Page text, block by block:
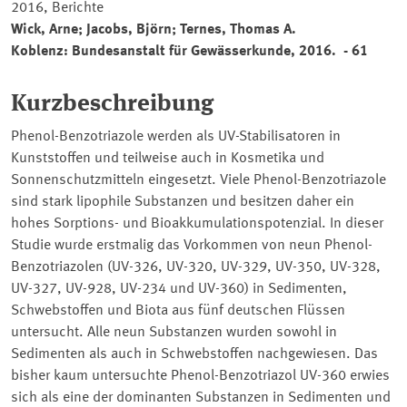
2016, Berichte
Wick, Arne; Jacobs, Björn; Ternes, Thomas A.
Koblenz: Bundesanstalt für Gewässerkunde, 2016. - 61
Kurzbeschreibung
Phenol-Benzotriazole werden als UV-Stabilisatoren in
Kunststoffen und teilweise auch in Kosmetika und
Sonnenschutzmitteln eingesetzt. Viele Phenol-Benzotriazole
sind stark lipophile Substanzen und besitzen daher ein
hohes Sorptions- und Bioakkumulationspotenzial. In dieser
Studie wurde erstmalig das Vorkommen von neun Phenol-
Benzotriazolen (UV-326, UV-320, UV-329, UV-350, UV-328,
UV-327, UV-928, UV-234 und UV-360) in Sedimenten,
Schwebstoffen und Biota aus fünf deutschen Flüssen
untersucht. Alle neun Substanzen wurden sowohl in
Sedimenten als auch in Schwebstoffen nachgewiesen. Das
bisher kaum untersuchte Phenol-Benzotriazol UV-360 erwies
sich als eine der dominanten Substanzen in Sedimenten und